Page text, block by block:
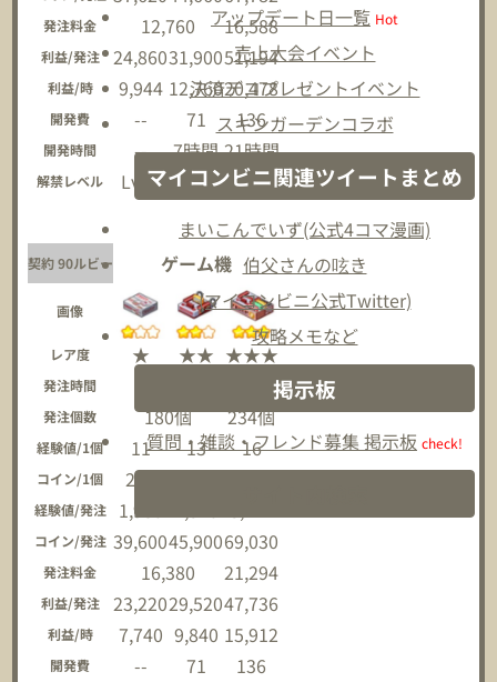
アップデート日一覧 Hot
売上大会イベント
決済デコプレゼントイベント
スキンガーデンコラボ
マイコンビニ関連ツイートまとめ
まいこんでいず(公式4コマ漫画)
伯父さんの呟き
(マイコンビニ公式Twitter)
攻略メモなど
掲示板
質問・雑談・フレンド募集 掲示板 check!
発注料金 12,760 16,588
利益/発注 24,86031,90051,194
利益/時 9,944 12,76020,478
開発費 -- 71 136
開発時間 -- 7時間21時間
解禁レベル Lv15 Lv15 Lv15
契約 90ルビー ゲーム機
画像
レア度 ★ ★★ ★★★
発注時間
発注個数 180個 234個
経験値/1個 11 13 16
コイン/1個 220 255 295
経験値/発注 1,980
コイン/発注 39,60045,90069,030
発注料金 16,380 21,294
利益/発注 23,22029,52047,736
利益/時 7,740 9,840 15,912
開発費 -- 71 136